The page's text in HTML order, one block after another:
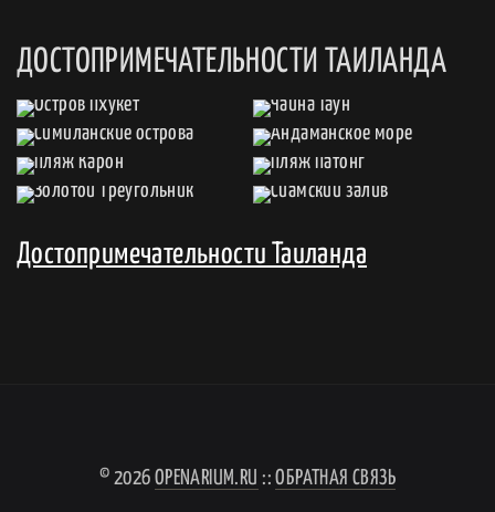
ДОСТОПРИМЕЧАТЕЛЬНОСТИ ТАИЛАНДА
Достопримечательности Таиланда
© 2026 OPENARIUM.RU ::ОБРАТНАЯ СВЯЗЬ